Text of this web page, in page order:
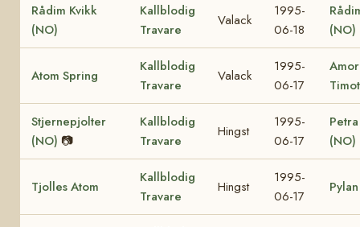
Rådim Kvikk
(NO)
Kallblodig
Travare
Valack
1995-
06-18
(NO)
Atom Spring
Kallblodig
Travare
Valack
1995-
06-17
Stjernepjolter
(NO) 📷
Kallblodig
Travare
Hingst
1995-
06-17
(NO)
Tjolles Atom
Kallblodig
Travare
Hingst
1995-
06-17
Pylan